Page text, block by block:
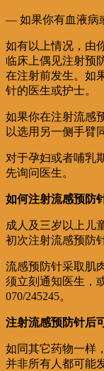
— 如果你有血液病
如有以上情况，由
临床上偶见注射预
在注射前发生。如
针的医生或护士。
如果你在注射流感
以选用另一侧手臂
对于孕妇或者哺乳
先询问医生。
如何注射流感预防
成人及三岁以上儿
初次注射流感预防
流感预防针采取肌
须立刻通知医生，
070/245245。
注射流感预防针后
如同其它药物一样
并非所有人都可能